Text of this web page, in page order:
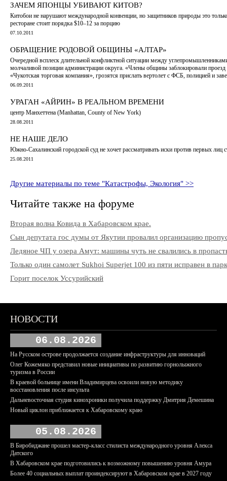
ЗАЧЕМ ЯПОНЦЫ УБИВАЮТ КИТОВ?
Китобои не нарушают международной конвенции, но защитников природы это
ресторане стоит порядка $10–12 за порцию
07.10.2011
ОБРАЩЕНИЕ РОДОВОЙ ОБЩИНЫ «АЛТАР»
Очередной всплеск длительной конфликтной ситуации между
молчаливой позиции администрации округа. «Члены общины заблокировали
«Чукотская торговая компания», грозятся прислать вертолет с ФСБ, полицией и
06.09.2011
УРАГАН «АЙРИН» В РЕАЛЬНОМ ВРЕМЕНИ
центр Манхеттена (Manhattan, County of New York)
28.08.2011
НЕ НАШЕ ДЕЛО
Южно-Сахалинский городской суд не хочет рассматривать иски против первых
25.08.2011
Другие материалы по теме "Катастрофы, Экология" >>
Читайте также на форуме
Вторая волна Ковида в Хабаровском крае.
Сын депутата гос думы от Якутии провалил организацию
Ледяное ЧП у озера Амут: машины чуть не свалились в
Только один самолет Sukhoi Superjet 100 из пяти исправен в
Горит поселок Уссурийский
НОВОСТИ
06.08.2026
На Русском острове продолжается создание инфраструктуры для инноваций
Олег Кожемяко представил новые инициативы по развитию горнолыжного
туризма в России
В краевой больнице имени Владимирцева освоили новую методику
восстановления после инсульта
Дальневосточная студия кинохроники получила поддержку Дмитрия Демешина
Новый циклон приближается к Хабаровскому краю
05.08.2026
В Биробиджане прошел мастер-класс стилиста международного уровня Алекса
Датского
В Хабаровском крае подготовились к возможному повышению уровня Амура
Более 40 социальных выплат проиндексируют в Хабаровском крае в 2027 году